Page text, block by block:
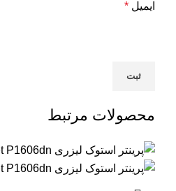
ایمیل *
محصولات مرتبط